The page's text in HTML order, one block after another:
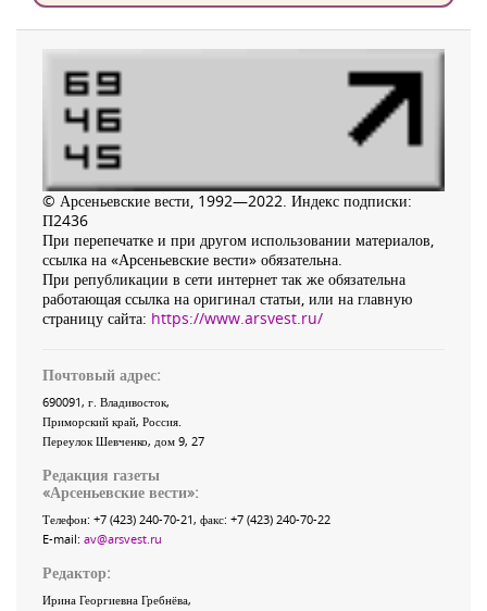
© Арсеньевские вести, 1992—2022. Индекс подписки:
П2436
При перепечатке и при другом использовании материалов,
ссылка на «Арсеньевские вести» обязательна.
При републикации в сети интернет так же обязательна
работающая ссылка на оригинал статьи, или на главную
страницу сайта: https://www.arsvest.ru/
Почтовый адрес:
690091, г. Владивосток,
Приморский край, Россия
Переулок Шевченко, дом 9, 27
Редакция газеты
«Арсеньевские вести»:
Телефон: +7 (423) 240-70-21, факс: +7 (423) 240-70-22
E-mail: av@arsvest.ru
Редактор:
Ирина Георгиевна Гребнёва,